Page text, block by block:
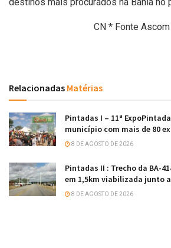
CN * Fonte
Relacionadas Matérias
Pintadas I – 11ª
município com mais de 80
8 DE AGOSTO DE 2026
Pintadas II : Trecho da BA-
em 1,5km viabilizada junto
8 DE AGOSTO DE 2026